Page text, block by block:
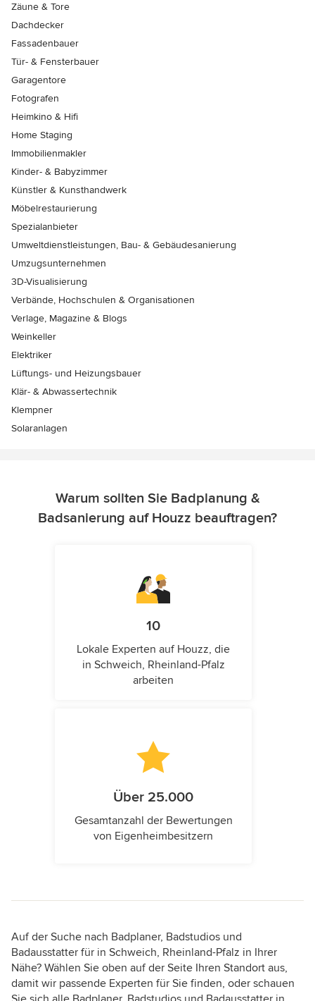
Zäune & Tore
Dachdecker
Fassadenbauer
Tür- & Fensterbauer
Garagentore
Fotografen
Heimkino & Hifi
Home Staging
Immobilienmakler
Kinder- & Babyzimmer
Künstler & Kunsthandwerk
Möbelrestaurierung
Spezialanbieter
Umweltdienstleistungen, Bau- & Gebäudesanierung
Umzugsunternehmen
3D-Visualisierung
Verbände, Hochschulen & Organisationen
Verlage, Magazine & Blogs
Weinkeller
Elektriker
Lüftungs- und Heizungsbauer
Klär- & Abwassertechnik
Klempner
Solaranlagen
Warum sollten Sie Badplanung &
Badsanierung auf Houzz beauftragen?
10
Lokale Experten auf Houzz, die
in Schweich, Rheinland-Pfalz
arbeiten
Über 25.000
Gesamtanzahl der Bewertungen
von Eigenheimbesitzern
Auf der Suche nach Badplaner, Badstudios und
Badausstatter für in Schweich, Rheinland-Pfalz in Ihrer
Nähe? Wählen Sie oben auf der Seite Ihren Standort aus,
damit wir passende Experten für Sie finden, oder schauen